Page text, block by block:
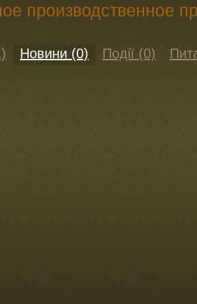
производственное
Новини (0) Події (0)